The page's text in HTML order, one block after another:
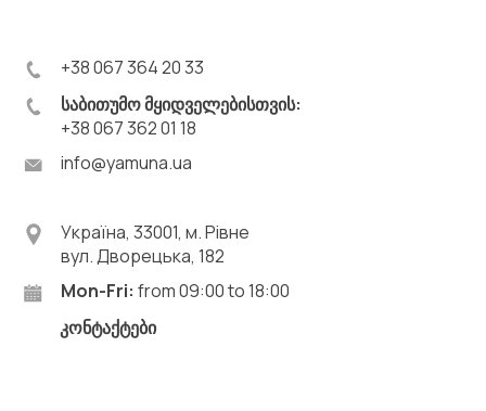
+38 067 364 20 33
საბითუმო მყიდველებისთვის:
+38 067 362 01 18
info@yamuna.ua
Україна, 33001, м. Рівне
вул. Дворецька, 182
Mon-Fri: from 09:00 to 18:00
კონტაქტები